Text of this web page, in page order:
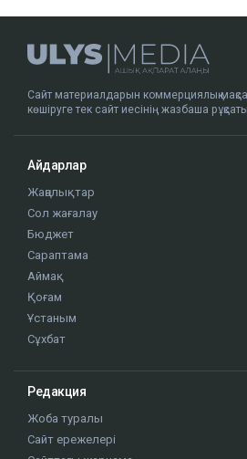
Сайт материалдарын коммерциялық
көшіруге тек сайт иесінің жазбаша
Айдарлар
Жаңалықтар
Сол жағалау
Бюджет
Сараптама
Аймақ
Қоғам
Ұстаным
Сұхбат
Редакция
Жоба туралы
Сайт ережелері